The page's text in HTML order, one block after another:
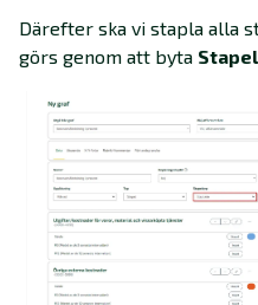
Därefter ska vi stapla alla
görs genom att byta